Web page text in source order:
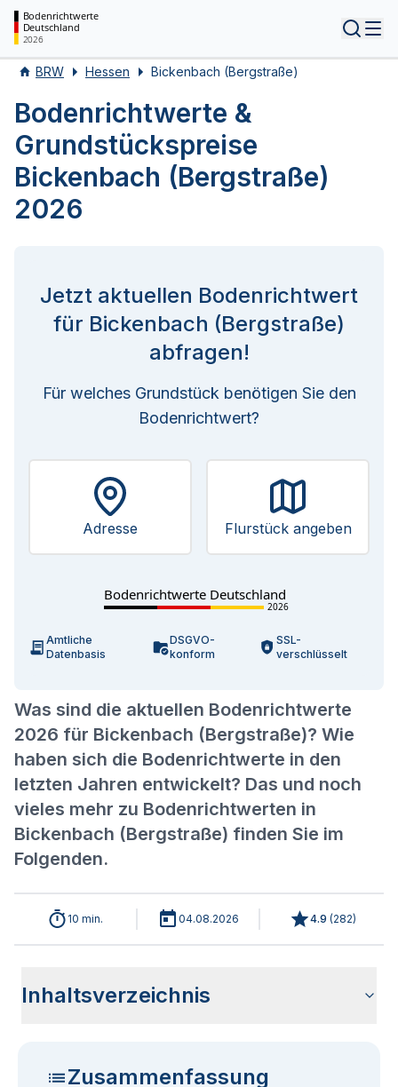
Bodenrichtwerte
Deutschland
2026
BRW Hessen Bickenbach (Bergstraße)
Bodenrichtwerte &
Grundstückspreise
Bickenbach (Bergstraße)
2026
Was sind die aktuellen Bodenrichtwerte
2026 für Bickenbach (Bergstraße)? Wie
haben sich die Bodenrichtwerte in den
letzten Jahren entwickelt? Das und noch
vieles mehr zu Bodenrichtwerten in
Bickenbach (Bergstraße) finden Sie im
Folgenden.
Jetzt aktuellen Bodenrichtwert
für Bickenbach (Bergstraße)
abfragen!
Für welches Grundstück benötigen Sie den
Bodenrichtwert?
Adresse Flurstück angeben
Bodenrichtwerte Deutschland
2026
Amtliche
Datenbasis
DSGVO-
konform
SSL-
verschlüsselt
10 min. 04.08.2026 4.9 (282)
Inhaltsverzeichnis
Zusammenfassung